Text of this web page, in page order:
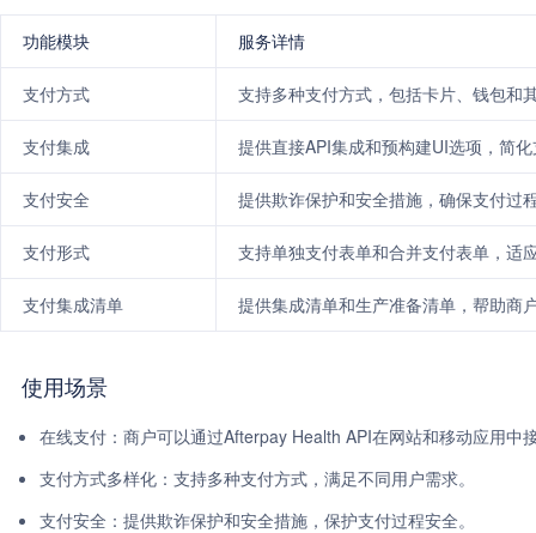
功能模块 服务详情
支付方式 支持多种支付方式，包括卡片、钱包和
支付集成 提供直接API集成和预构建UI选项，简
支付安全 提供欺诈保护和安全措施，确保支付过
支付形式 支持单独支付表单和合并支付表单，适
支付集成清单 提供集成清单和生产准备清单，帮助商
使用场景
在线支付：商户可以通过Afterpay Health API在网站和移动应用中
支付方式多样化：支持多种支付方式，满足不同用户需求。
支付安全：提供欺诈保护和安全措施，保护支付过程安全。